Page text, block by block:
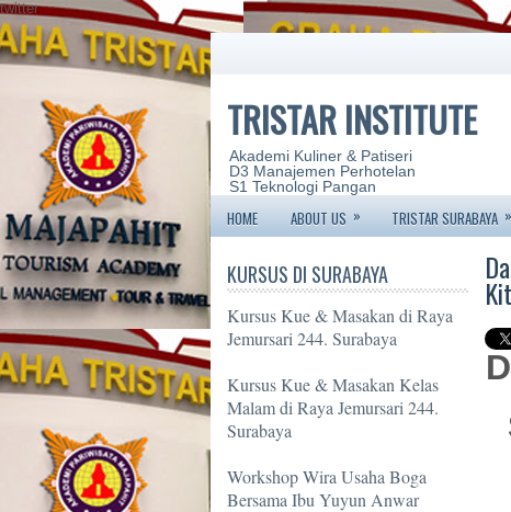
twitter
TRISTAR INSTITUTE
Akademi Kuliner & Patiseri
D3 Manajemen Perhotelan
S1 Teknologi Pangan
HOME ABOUT US » TRISTAR SURABAYA »
KURSUS DI SURABAYA
Kursus Kue & Masakan di Raya
Jemursari 244. Surabaya
Kursus Kue & Masakan Kelas
Malam di Raya Jemursari 244.
Surabaya
Workshop Wira Usaha Boga
Bersama Ibu Yuyun Anwar